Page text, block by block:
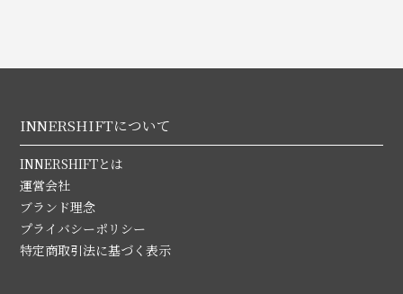
INNERSHIFTについて
INNERSHIFTとは
運営会社
ブランド理念
プライバシーポリシー
特定商取引法に基づく表示